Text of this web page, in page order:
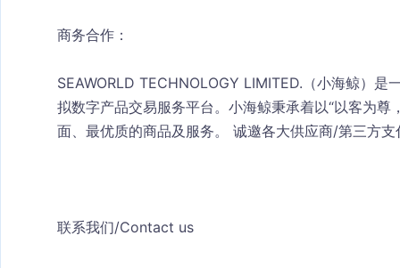
商务合作：
SEAWORLD TECHNOLOGY LIMITED.（小海鲸）
拟数字产品交易服务平台。小海鲸秉承着以“以客为
面、最优质的商品及服务。 诚邀各大供应商/第三方
联系我们/Contact us